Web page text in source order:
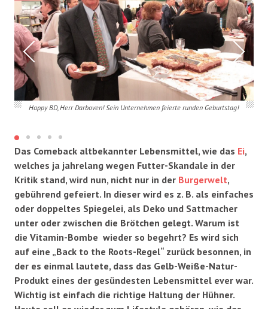
Happy BD, Herr Darboven! Sein Unternehmen feierte runden Geburtstag!
Das Comeback altbekannter Lebensmittel, wie das Ei,
welches ja jahrelang wegen Futter-Skandale in der
Kritik stand, wird nun, nicht nur in der Burgerwelt,
gebührend gefeiert. In dieser wird es z. B. als einfaches
oder doppeltes Spiegelei, als Deko und Sattmacher
unter oder zwischen die Brötchen gelegt. Warum ist
die Vitamin-Bombe wieder so begehrt? Es wird sich
auf eine „Back to the Roots-Regel“ zurück besonnen, in
der es einmal lautete, dass das Gelb-Weiße-Natur-
Produkt eines der gesündesten Lebensmittel ever war.
Wichtig ist einfach die richtige Haltung der Hühner.